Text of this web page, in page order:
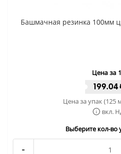
Башмачная резинка 100мм
Цена за
199.04
Цена за упак (125
вкл.
Выберите кол-во
-